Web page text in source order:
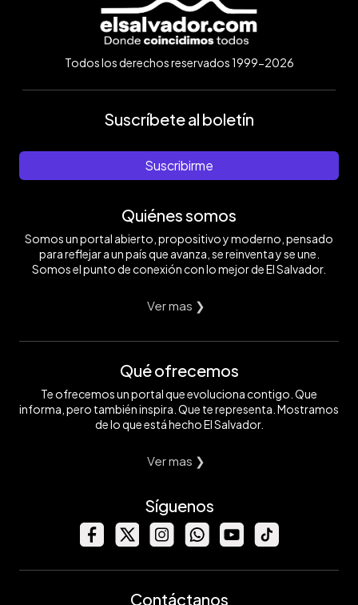
Todos los derechos reservados 1999-2026
Suscríbete al boletín
Suscribirme
Quiénes somos
Somos un portal abierto, propositivo y moderno, pensado
para reflejar a un país que avanza, se reinventa y se une.
Somos el punto de conexión con lo mejor de El Salvador.
Ver mas ❯
Qué ofrecemos
Te ofrecemos un portal que evoluciona contigo. Que
informa, pero también inspira. Que te representa. Mostramos
de lo que está hecho El Salvador.
Ver mas ❯
Síguenos
Contáctanos